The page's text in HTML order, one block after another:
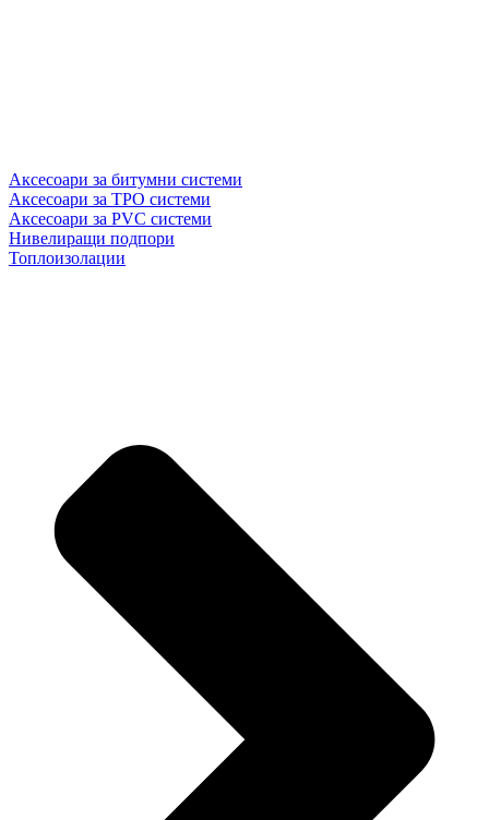
Аксесоари за битумни системи
Аксесоари за TPO системи
Аксесоари за PVC системи
Нивелиращи подпори
Топлоизолации